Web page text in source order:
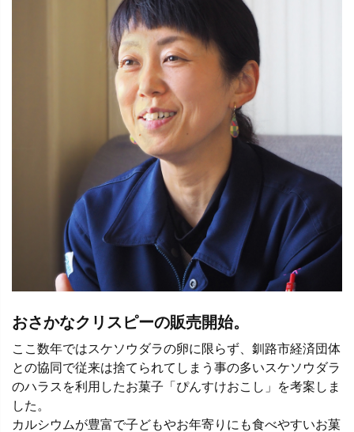
おさかなクリスピーの販売開始。
ここ数年ではスケソウダラの卵に限らず、釧路市経済団体
との協同で従来は捨てられてしまう事の多いスケソウダラ
のハラスを利用したお菓子「ぴんすけおこし」を考案しま
した。
カルシウムが豊富で子どもやお年寄りにも食べやすいお菓